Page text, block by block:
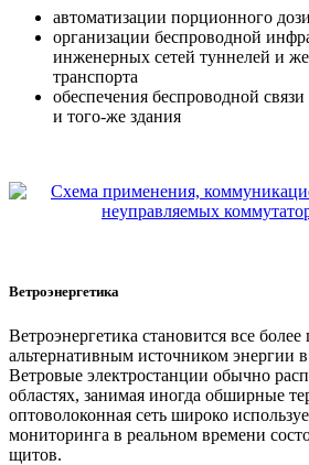
автоматизации порционного
организации беспроводной
инженерных сетей туннелей и
транспорта
обеспечения беспроводной
и того-же здания
Ветроэнергетика
Ветроэнергетика становится все
альтернативным источником энергии
Ветровые электростанции обычно
областях, занимая иногда обширные
оптоволоконная сеть широко
мониторинга в реальном времени
щитов.